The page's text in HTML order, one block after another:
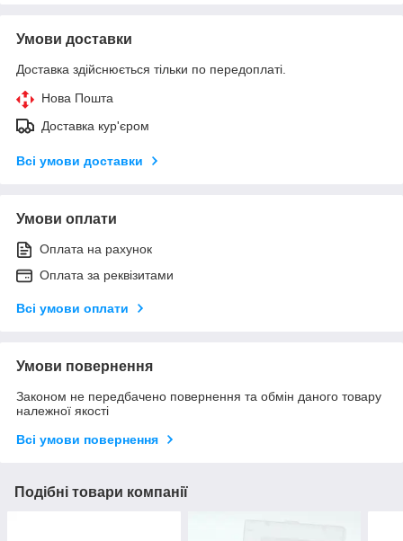
Умови доставки
Доставка здійснюється тільки по передоплаті.
Нова Пошта
Доставка кур'єром
Всі умови доставки
Умови оплати
Оплата на рахунок
Оплата за реквізитами
Всі умови оплати
Умови повернення
Законом не передбачено повернення та обмін даного товару
належної якості
Всі умови повернення
Подібні товари компанії